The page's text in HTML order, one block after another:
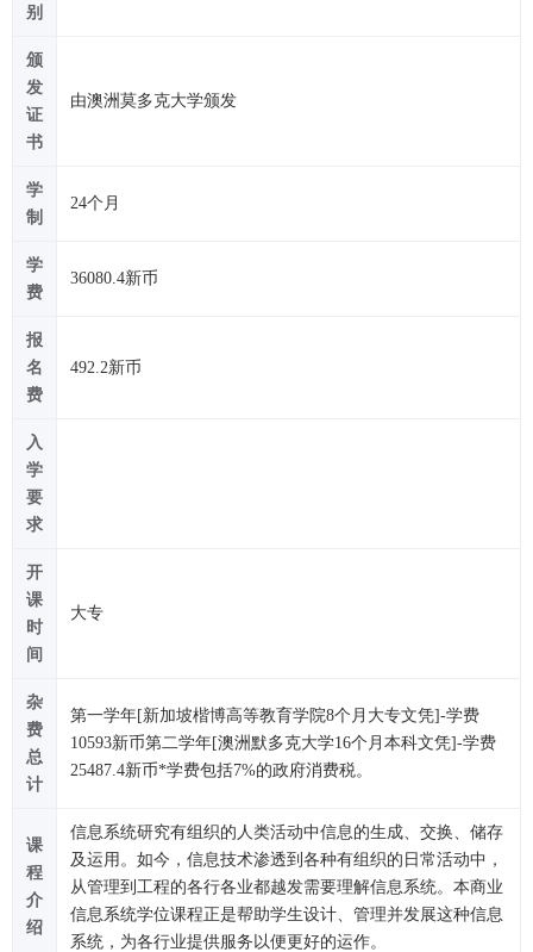
别
颁
发
证
书
由澳洲莫多克大学颁发
学
制
24个月
学
费
36080.4新币
报
名
费
492.2新币
入
学
要
求
开
课
时
间
大专
杂
费
总
计
第一学年[新加坡楷博高等教育学院8个月大专文凭]-学费
10593新币第二学年[澳洲默多克大学16个月本科文凭]-学费
25487.4新币*学费包括7%的政府消费税。
课
程
介
绍
信息系统研究有组织的人类活动中信息的生成、交换、储存
及运用。如今，信息技术渗透到各种有组织的日常活动中，
从管理到工程的各行各业都越发需要理解信息系统。本商业
信息系统学位课程正是帮助学生设计、管理并发展这种信息
系统，为各行业提供服务以便更好的运作。